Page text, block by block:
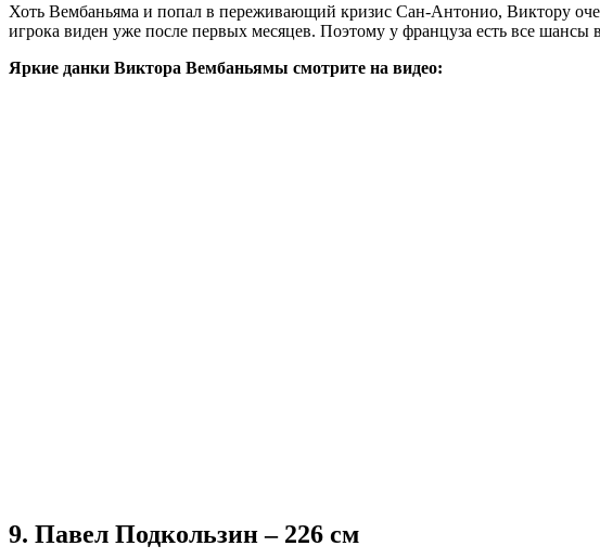
Хоть Вембаньяма и попал в переживающий кризис Сан-Антонио, Виктору
игрока виден уже после первых месяцев. Поэтому у француза есть все шансы
Яркие данки Виктора Вембаньямы смотрите на видео:
9. Павел Подкользин – 226 см